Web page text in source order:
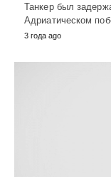
Танкер был
Адриатическом
3 года ago